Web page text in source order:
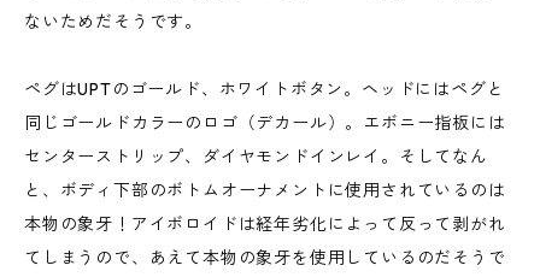
ないためだそうです。
ペグはUPTのゴールド、ホワイトボタン。ヘッドにはペグと
同じゴールドカラーのロゴ（デカール）。エボニー指板には
センターストリップ、ダイヤモンドインレイ。そしてなん
と、ボディ下部のボトムオーナメントに使用されているのは
本物の象牙！アイボロイドは経年劣化によって反って剥がれ
てしまうので、あえて本物の象牙を使用しているのだそうで